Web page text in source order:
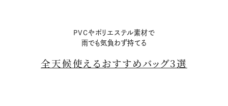
PVCやポリエステル素材で
雨でも気負わず持てる
全天候使えるおすすめバッグ3選